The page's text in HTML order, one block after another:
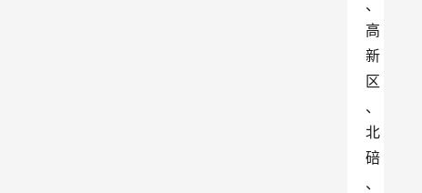
、
高
新
区
、
北
碚
、